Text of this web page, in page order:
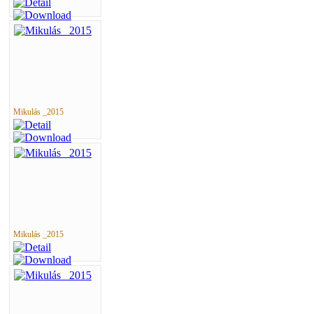
Mikulás _2015
Mikulás _2015